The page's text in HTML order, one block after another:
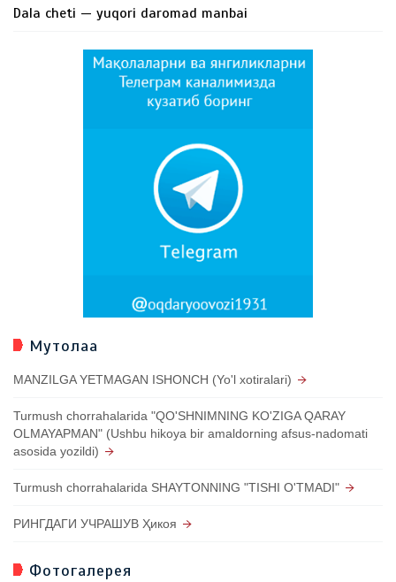
Dala cheti — yuqori daromad manbai
Мутолаа
MANZILGA YETMAGAN ISHONCH (Yo'l xotiralari)
Turmush chorrahalarida "QO'SHNIMNING KO'ZIGA QARAY
OLMAYAPMAN" (Ushbu hikoya bir amaldorning afsus-nadomati
asosida yozildi)
Turmush chorrahalarida SHAYTONNING "TISHI O'TMADI"
РИНГДАГИ УЧРАШУВ Ҳикоя
Фотогалерея